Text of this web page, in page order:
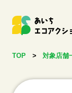
TOP > 対象店舗